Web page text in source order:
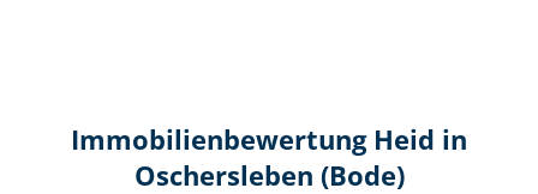
Immobilien­bewertung Heid in
Oschersleben (Bode)